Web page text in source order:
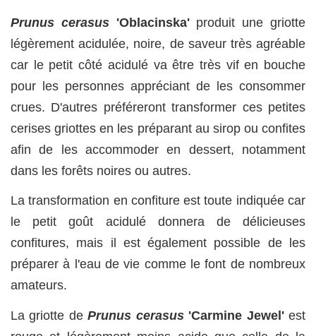
Prunus cerasus'Oblacinska' produit une griotte
légèrement acidulée, noire, de saveur très agréable
car le petit côté acidulé va être très vif en bouche
pour les personnes appréciant de les consommer
crues. D'autres préféreront transformer ces petites
cerises griottes en les préparant au sirop ou confites
afin de les accommoder en dessert, notamment
dans les forêts noires ou autres.
La transformation en confiture est toute indiquée car
le petit goût acidulé donnera de délicieuses
confitures, mais il est également possible de les
préparer à l'eau de vie comme le font de nombreux
amateurs.
La griotte dePrunus cerasus'Carmine Jewel'est